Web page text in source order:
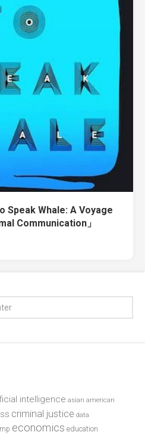
Speak Whale: A Voyage
Communication」
intelligence asian american
criminal justice data
economics education